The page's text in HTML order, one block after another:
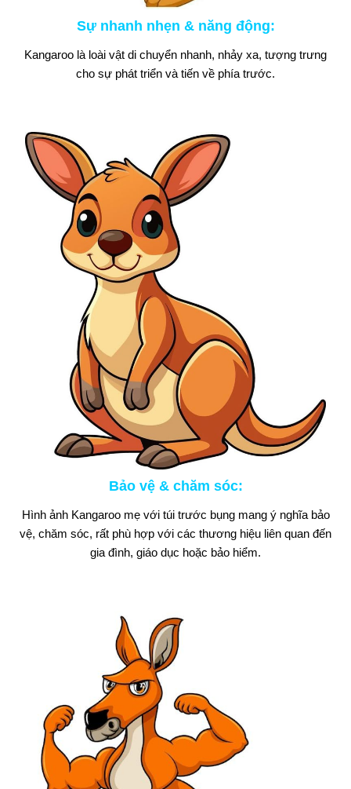
Sự nhanh nhẹn & năng động:
Kangaroo là loài vật di chuyển nhanh, nhảy xa, tượng trưng
cho sự phát triển và tiến về phía trước.
Bảo vệ & chăm sóc:
Hình ảnh Kangaroo mẹ với túi trước bụng mang ý nghĩa bảo
vệ, chăm sóc, rất phù hợp với các thương hiệu liên quan đến
gia đình, giáo dục hoặc bảo hiểm.